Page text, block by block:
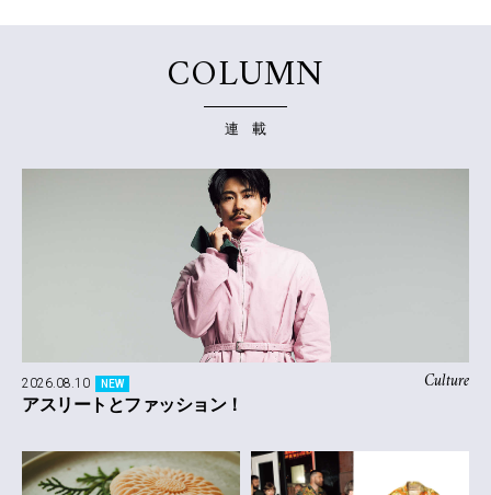
COLUMN
連 載
Culture
2026.08.10 NEW
アスリートとファッション！